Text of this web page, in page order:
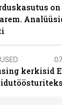
kerkisid